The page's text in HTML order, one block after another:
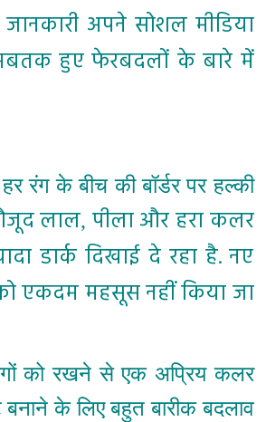
अपने सोशल मीडिया
अबतक हुए फेरबदलों के बारे में
रंग के बीच की बॉर्डर पर हल्की
लाल, पीला और हरा कलर
डार्क दिखाई दे रहा है. नए
एकदम महसूस नहीं किया जा
को रखने से एक अप्रिय कलर
बनाने के लिए बहुत बारीक बदलाव